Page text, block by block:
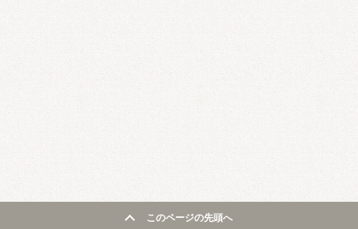
このページの先頭へ